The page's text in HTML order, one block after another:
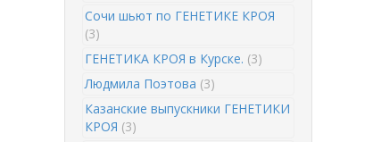
Сочи шьют по ГЕНЕТИКЕ КРОЯ
(3)
ГЕНЕТИКА КРОЯ в Курске. (3)
Людмила Поэтова (3)
Казанские выпускники ГЕНЕТИКИ
КРОЯ (3)